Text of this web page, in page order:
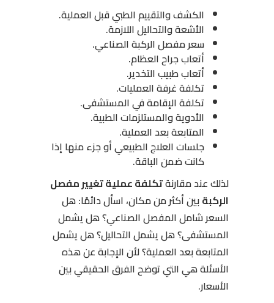
الكشف والتقييم الطبي قبل العملية.
الأشعة والتحاليل اللازمة.
سعر مفصل الركبة الصناعي.
أتعاب جراح العظام.
أتعاب طبيب التخدير.
تكلفة غرفة العمليات.
تكلفة الإقامة في المستشفى.
الأدوية والمستلزمات الطبية.
المتابعة بعد العملية.
جلسات العلاج الطبيعي أو جزء منها إذا
كانت ضمن الباقة.
لذلك عند مقارنةتكلفة عملية تغيير مفصل
الركبةبين أكثر من مكان، اسأل دائمًا: هل
السعر شامل المفصل الصناعي؟ هل يشمل
المستشفى؟ هل يشمل التحاليل؟ هل يشمل
المتابعة بعد العملية؟ لأن الإجابة عن هذه
الأسئلة هي التي توضح الفرق الحقيقي بين
الأسعار.